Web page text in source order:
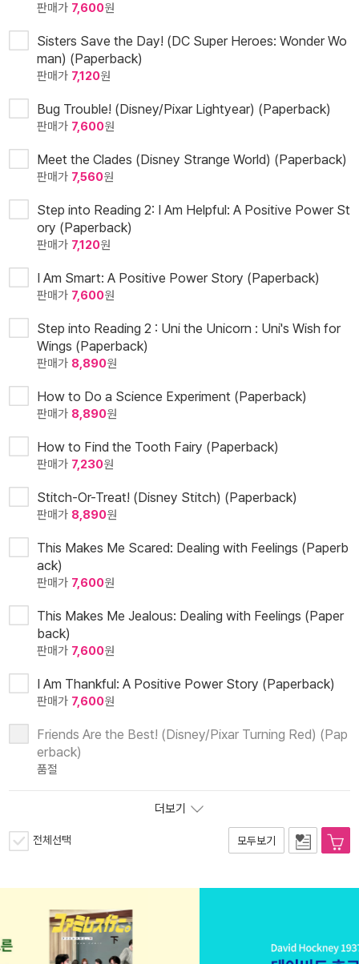
판매가 7,600원
Sisters Save the Day! (DC Super Heroes: Wonder Wo
man) (Paperback)
판매가 7,120원
Bug Trouble! (Disney/Pixar Lightyear) (Paperback)
판매가 7,600원
Meet the Clades (Disney Strange World) (Paperback)
판매가 7,560원
Step into Reading 2: I Am Helpful: A Positive Power St
ory (Paperback)
판매가 7,120원
I Am Smart: A Positive Power Story (Paperback)
판매가 7,600원
Step into Reading 2 : Uni the Unicorn : Uni's Wish for
Wings (Paperback)
판매가 8,890원
How to Do a Science Experiment (Paperback)
판매가 8,890원
How to Find the Tooth Fairy (Paperback)
판매가 7,230원
Stitch-Or-Treat! (Disney Stitch) (Paperback)
판매가 8,890원
This Makes Me Scared: Dealing with Feelings (Paperb
ack)
판매가 7,600원
This Makes Me Jealous: Dealing with Feelings (Paper
back)
판매가 7,600원
I Am Thankful: A Positive Power Story (Paperback)
판매가 7,600원
Friends Are the Best! (Disney/Pixar Turning Red) (Pap
erback)
품절
더보기
전체선택 모두보기